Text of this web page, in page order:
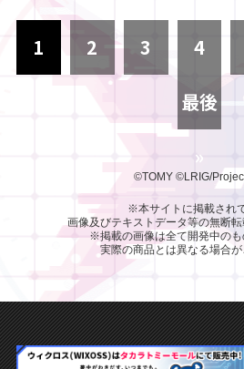
1 2 3 4
最後
»
©TOMY ©LRIG/
※本サイトに掲載され
画像及びテキストデータ等の無断転
※掲載の画像は全て開発中のも
実際の商品とは異なる場合が